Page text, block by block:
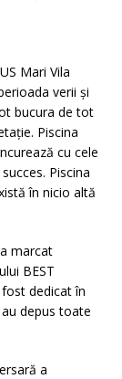
Mari Vila
verii și
bucura de tot
Piscina
cu cele
Piscina
în nicio altă
marcat
BEST
dedicat în
depus toate
a